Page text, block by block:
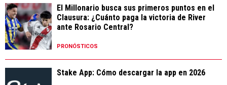
El Millonario busca sus primeros puntos en el
Clausura: ¿Cuánto paga la victoria de River
ante Rosario Central?
PRONÓSTICOS
Stake App: Cómo descargar la app en 2026